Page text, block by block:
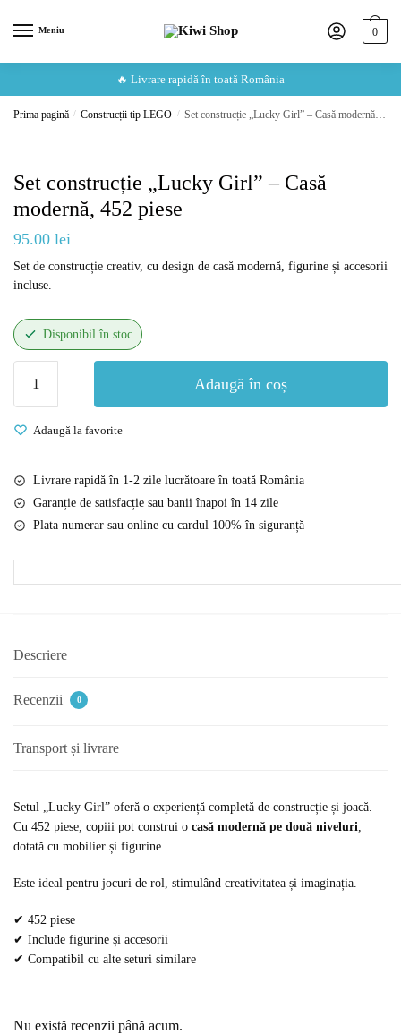
Meniu 0
🔥 Livrare rapidă în toată România
Prima pagină / Construcții tip LEGO / Set construcție „Lucky Girl” – Casă modernă, 452 piese
Set construcție „Lucky Girl” – Casă
modernă, 452 piese
95.00 lei
Set de construcție creativ, cu design de casă modernă, figurine și accesorii
incluse.
Disponibil în stoc
„Lucky
–
Casă
modernă,
piese
Adaugă în coș
Adaugă la favorite
Livrare rapidă în 1-2 zile lucrătoare în toată România
Garanție de satisfacție sau banii înapoi în 14 zile
Plata numerar sau online cu cardul 100% în siguranță
Descriere
Recenzii 0
Transport și livrare
Setul „Lucky Girl” oferă o experiență completă de construcție și joacă.
Cu 452 piese, copiii pot construi o casă modernă pe două niveluri
dotată cu mobilier și figurine.
Este ideal pentru jocuri de rol, stimulând creativitatea și imaginația.
✔ 452 piese
✔ Include figurine și accesorii
✔ Compatibil cu alte seturi similare
Nu există recenzii până acum.